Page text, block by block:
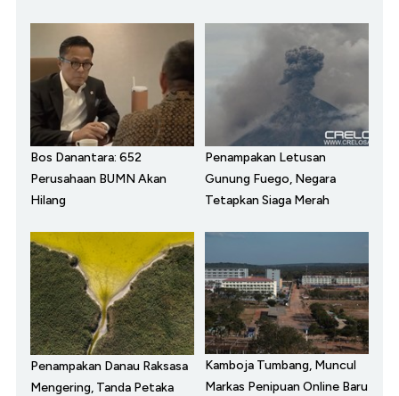
Bos Danantara: 652
Perusahaan BUMN Akan
Hilang
Penampakan Letusan
Gunung Fuego, Negara
Tetapkan Siaga Merah
Penampakan Danau Raksasa
Mengering, Tanda Petaka
Kamboja Tumbang, Muncul
Markas Penipuan Online Baru